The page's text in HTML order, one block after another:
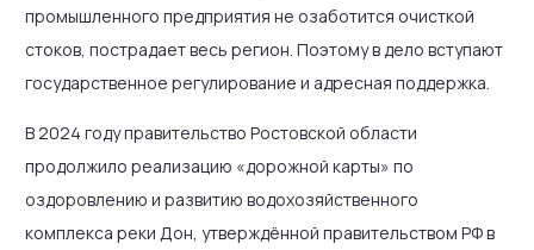
промышленного предприятия не озаботится очисткой
стоков, пострадает весь регион. Поэтому в дело вступают
государственное регулирование и адресная поддержка.
В 2024 году правительство Ростовской области
продолжило реализацию «дорожной карты» по
оздоровлению и развитию водохозяйственного
комплекса реки Дон, утверждённой правительством РФ в